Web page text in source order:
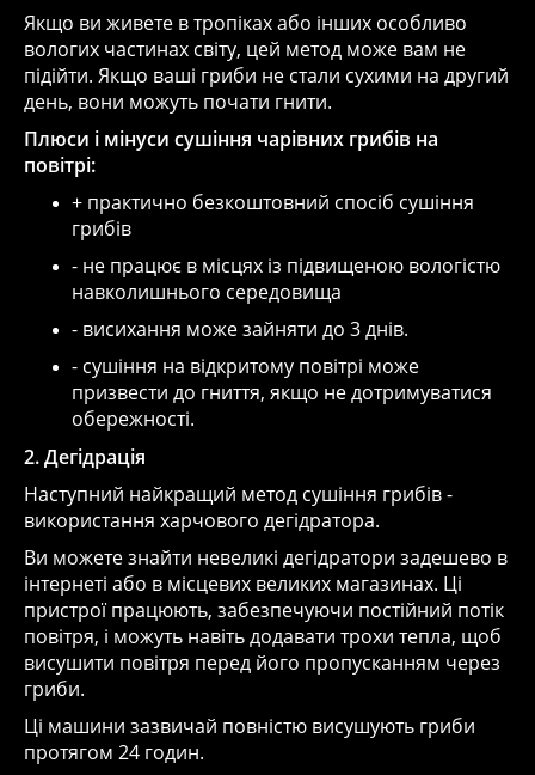
Якщо ви живете в тропіках або інших особливо
вологих частинах світу, цей метод може вам не
підійти. Якщо ваші гриби не стали сухими на другий
день, вони можуть почати гнити.
Плюси і мінуси сушіння чарівних грибів на
повітрі:
+ практично безкоштовний спосіб сушіння
грибів
- не працює в місцях із підвищеною вологістю
навколишнього середовища
- висихання може зайняти до 3 днів.
- сушіння на відкритому повітрі може
призвести до гниття, якщо не дотримуватися
обережності.
2. Дегідрація
Наступний найкращий метод сушіння грибів -
використання харчового дегідратора.
Ви можете знайти невеликі дегідратори задешево в
інтернеті або в місцевих великих магазинах. Ці
пристрої працюють, забезпечуючи постійний потік
повітря, і можуть навіть додавати трохи тепла, щоб
висушити повітря перед його пропусканням через
гриби.
Ці машини зазвичай повністю висушують гриби
протягом 24 годин.